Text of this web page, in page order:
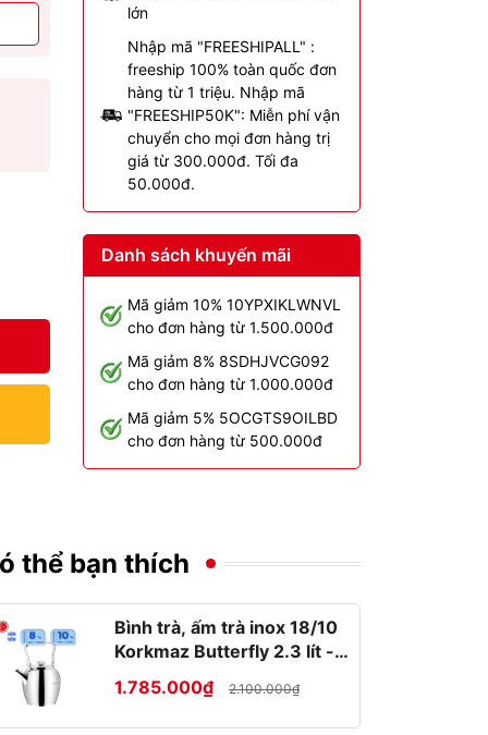
lớn
Nhập mã "FREESHIPALL" :
freeship 100% toàn quốc đơn
hàng từ 1 triệu. Nhập mã
"FREESHIP50K": Miễn phí vận
chuyển cho mọi đơn hàng trị
giá từ 300.000đ. Tối đa
50.000đ.
Danh sách khuyến mãi
Mã giảm 10% 10YPXIKLWNVL
cho đơn hàng từ 1.500.000đ
Mã giảm 8% 8SDHJVCG092
cho đơn hàng từ 1.000.000đ
Mã giảm 5% 5OCGTS9OILBD
cho đơn hàng từ 500.000đ
thể bạn thích
Bình trà, ấm trà inox 18/10
Korkmaz Butterfly 2.3 lít -
A026
1.785.000₫ 2.100.000₫